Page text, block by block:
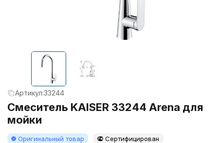
Артикул:33244
Смеситель KAISER 33244 Arena для
мойки
Оригинальный товар Сертифицирован